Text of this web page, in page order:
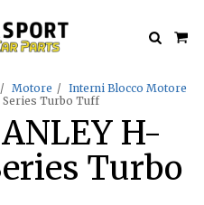
Motore
Interni Blocco Motore
Series Turbo Tuff
H-
Turbo